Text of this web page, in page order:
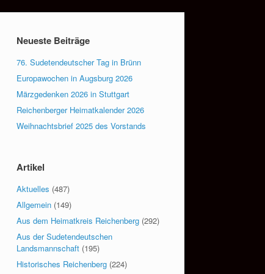
Neueste Beiträge
76. Sudetendeutscher Tag in Brünn
Europawochen in Augsburg 2026
Märzgedenken 2026 in Stuttgart
Reichenberger Heimatkalender 2026
Weihnachtsbrief 2025 des Vorstands
Artikel
Aktuelles (487)
Allgemein (149)
Aus dem Heimatkreis Reichenberg (292)
Aus der Sudetendeutschen
Landsmannschaft (195)
Historisches Reichenberg (224)